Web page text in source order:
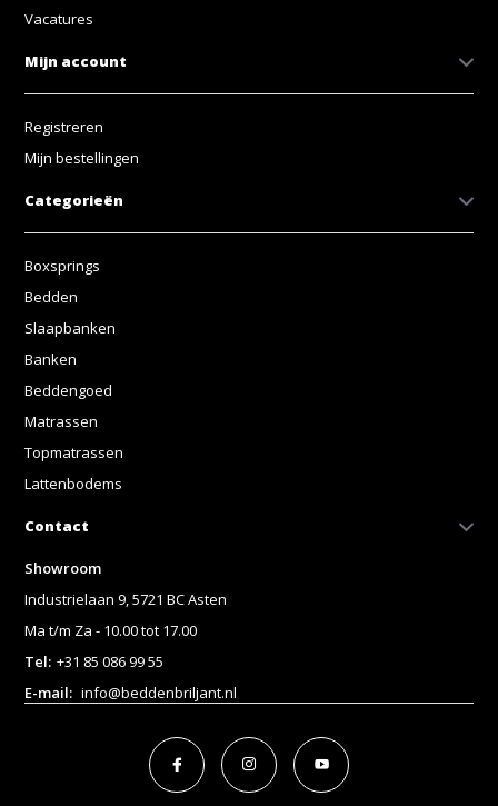
Vacatures
Mijn account
Registreren
Mijn bestellingen
Categorieën
Boxsprings
Bedden
Slaapbanken
Banken
Beddengoed
Matrassen
Topmatrassen
Lattenbodems
Contact
Showroom
Industrielaan 9, 5721 BC Asten
Ma t/m Za - 10.00 tot 17.00
Tel: +31 85 086 99 55
E-mail: info@beddenbriljant.nl